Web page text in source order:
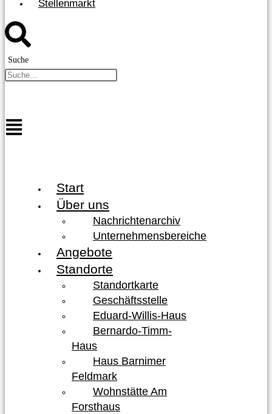
Stellenmarkt
Suche
Start
Über uns
Nachrichtenarchiv
Unternehmensbereiche
Angebote
Standorte
Standortkarte
Geschäftsstelle
Eduard-Willis-Haus
Bernardo-Timm-
Haus
Haus Barnimer
Feldmark
Wohnstätte Am
Forsthaus